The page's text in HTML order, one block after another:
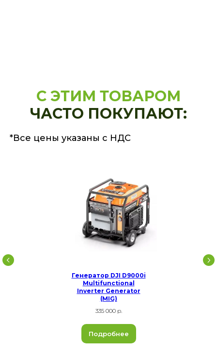
С ЭТИМ ТОВАРОМ
ЧАСТО ПОКУПАЮТ:
*Все цены указаны с НДС
Генератор DJI D9000i
Multifunctional
Inverter Generator
(MIG)
335 000 р.
Подробнее